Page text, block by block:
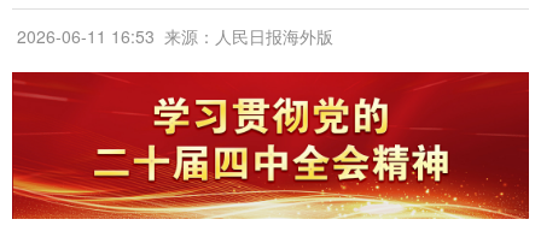
2026-06-11 16:53 来源：人民日报海外版